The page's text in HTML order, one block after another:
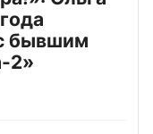
бывшим
2»